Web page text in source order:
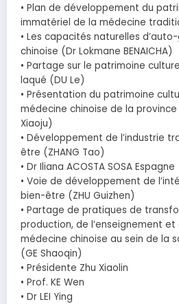
• Plan de développement du
immatériel de la médecine
• Les capacités naturelles
chinoise (Dr Lokmane BENAICHA)
• Partage sur le patrimoine
laqué (DU Le)
• Présentation du patrimoine
médecine chinoise de la province
Xiaoju)
• Développement de l’industrie
être (ZHANG Tao)
• Dr Iliana ACOSTA SOSA Espagne
• Voie de développement de
bien-être (ZHU Guizhen)
• Partage de pratiques de
production, de l’enseignement
médecine chinoise au sein de la
(GE Shaoqin)
• Présidente Zhu Xiaolin
• Prof. KE Wen
• Dr LEI Ying